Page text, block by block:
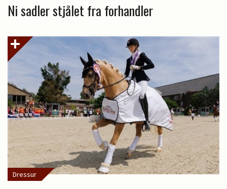
Ni sadler stjålet fra forhandler
Dressur